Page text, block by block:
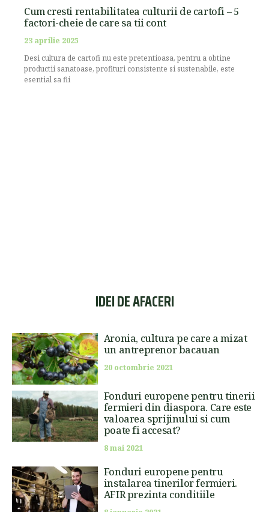
Cum cresti rentabilitatea culturii de cartofi – 5
factori-cheie de care sa tii cont
23 aprilie 2025
Desi cultura de cartofi nu este pretentioasa, pentru a obtine
productii sanatoase, profituri consistente si sustenabile, este
esential sa fii
IDEI DE AFACERI
Aronia, cultura pe care a mizat
un antreprenor bacauan
20 octombrie 2021
Fonduri europene pentru tinerii
fermieri din diaspora. Care este
valoarea sprijinului si cum
poate fi accesat?
8 mai 2021
Fonduri europene pentru
instalarea tinerilor fermieri.
AFIR prezinta conditiile